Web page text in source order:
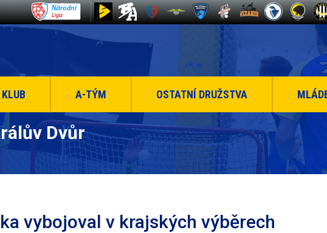
KLUB A-TÝM OSTATNÍ DRUŽSTVA
Dvůr
vybojoval v krajských výběrech